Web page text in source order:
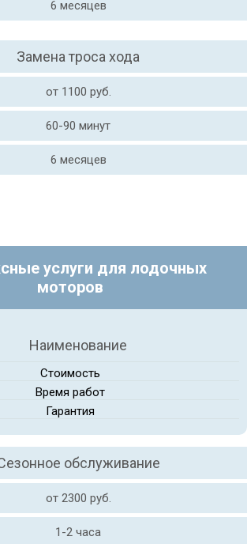
6 месяцев
Замена троса хода
от 1100 руб.
60-90 минут
6 месяцев
услуги для лодочных
моторов
Наименование
Стоимость
Время работ
Гарантия
обслуживание
от 2300 руб.
1-2 часа